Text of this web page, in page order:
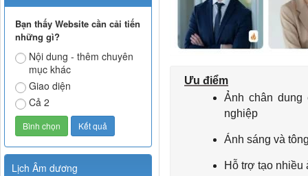
Ưu điểm
Ảnh chân dung
nghiệp
Ánh sáng và
Hỗ trợ tạo nhiều
Bạn thấy Website cần cải tiến
những gì?
Nội dung - thêm chuyên
mục khác
Giao diện
Cả 2
Lịch Âm dương